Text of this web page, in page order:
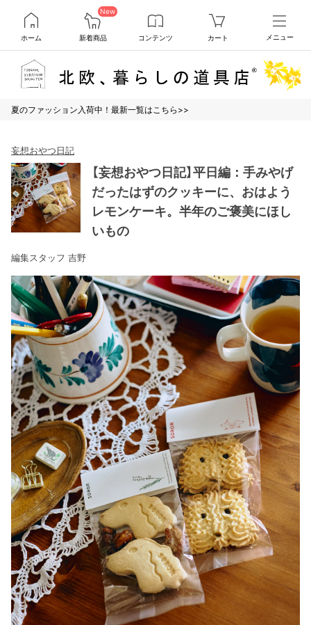
ホーム
New
新着商品 コンテンツ カート メニュー
夏のファッション入荷中！最新一覧はこちら>>
妄想おやつ日記
【妄想おやつ日記】平日編：手みやげ
だったはずのクッキーに、おはよう
レモンケーキ。半年のご褒美にほし
いもの
編集スタッフ 吉野